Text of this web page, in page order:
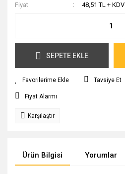
Fiyat
48,51 TL + KDV
SEPETE EKLE
Tavsiye Et
Fiyat Alarmı
Karşılaştır
Ürün Bilgisi Yorumlar